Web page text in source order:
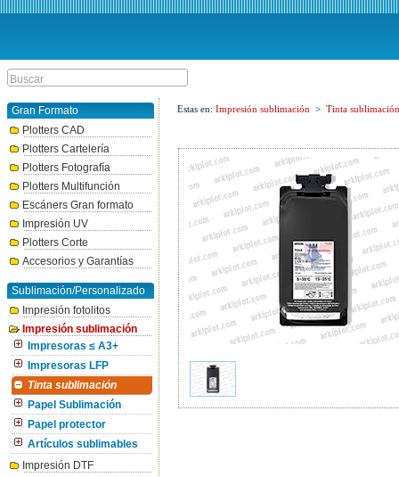
Gran Formato
Plotters CAD
Plotters Cartelería
Plotters Fotografía
Plotters Multifunción
Escáners Gran formato
Impresión UV
Plotters Corte
Accesorios y Garantías
Sublimación/Personalizado
Impresión fotolitos
Impresión sublimación
Impresoras ≤ A3+
Impresoras LFP
Tinta sublimación
Papel Sublimación
Papel protector
Artículos sublimables
Impresión DTF
Estas en: Impresión sublimación > Tinta sublimación